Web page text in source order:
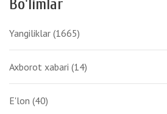
Bo'limlar
Yangiliklar (1665)
Axborot xabari (14)
E'lon (40)